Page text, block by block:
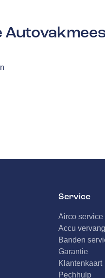
Service
Airco service
Accu
Banden
Garantie
Klantenkaart
Pechhulp